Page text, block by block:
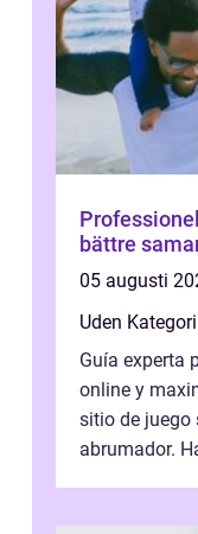
bättre
05 augusti
Uden Kategori
Guía experta
online y
sitio de juego
abrumador.